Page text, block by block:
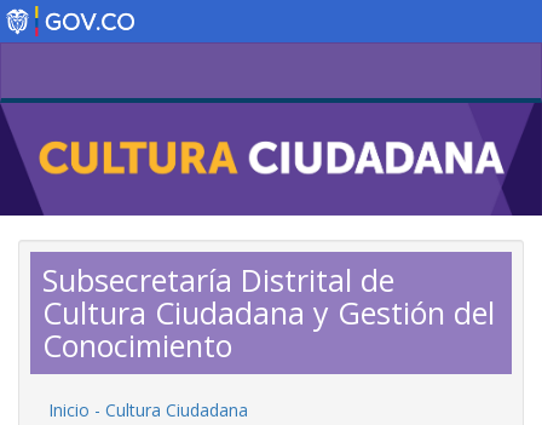
Pasar
al
Subsecretaría Distrital de
Cultura Ciudadana y Gestión del
Conocimiento
Inicio - Cultura Ciudadana